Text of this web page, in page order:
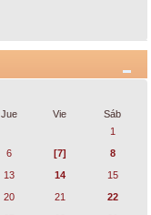
Jue Vie
Sáb
1
6 [7]
8
13 14
15
20 21
22